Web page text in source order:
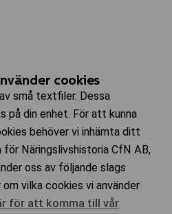
cookies
små textfiler. Dessa
på din enhet. För att kunna
behöver vi inhämta ditt
för Näringslivshistoria CfN AB,
oss av följande slags
vilka cookies vi använder
för att komma till vår